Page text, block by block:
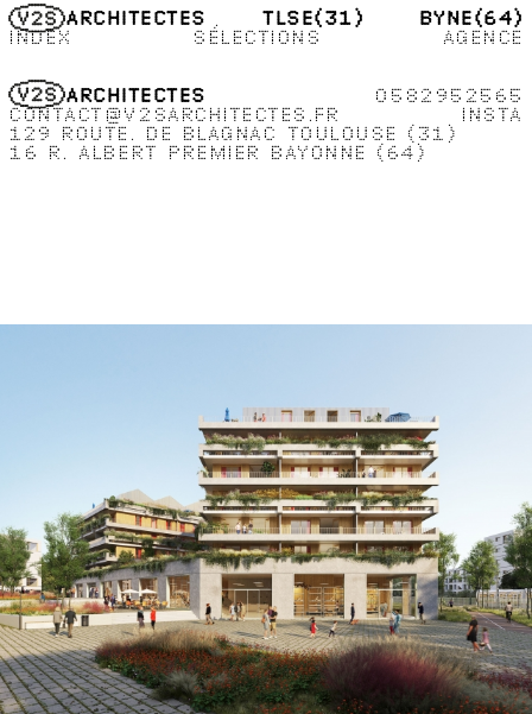
ARCHITECTES TLSE(31) BYNE(64)
INDEX
SÉLECTIONS AGENCE
ARCHITECTES
0582952565
CONTACT @ V2SARCHITECTES.FR
INSTA
129 ROUTE
DE BLAGNAC TOULOUSE (31)
16 R
ALBERT PREMIER BAYONNE (64)